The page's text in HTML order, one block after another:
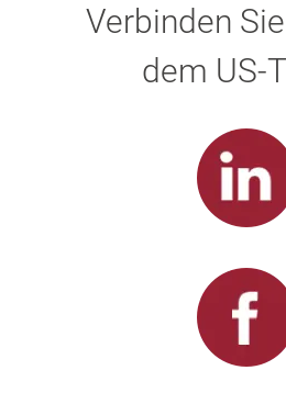
Verbinden
dem US-